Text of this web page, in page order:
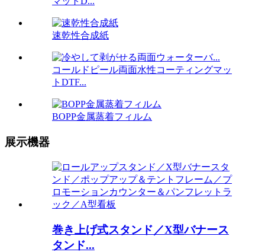
速乾性合成紙
コールドピール両面水性コーティングマッ
トDTF...
BOPP金属蒸着フィルム
展示機器
巻き上げ式スタンド／X型バナース
タンド...